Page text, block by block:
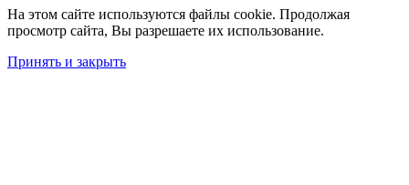
На этом сайте используются файлы cookie. Продолжая
просмотр сайта, Вы разрешаете их использование.
Принять и закрыть